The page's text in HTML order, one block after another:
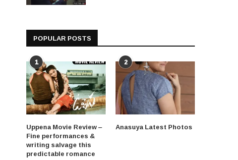
POPULAR POSTS
1
Uppena Movie Review –
Fine performances &
writing salvage this
predictable romance
2
Anasuya Latest Photos